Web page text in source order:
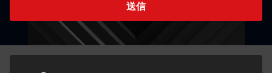
送信